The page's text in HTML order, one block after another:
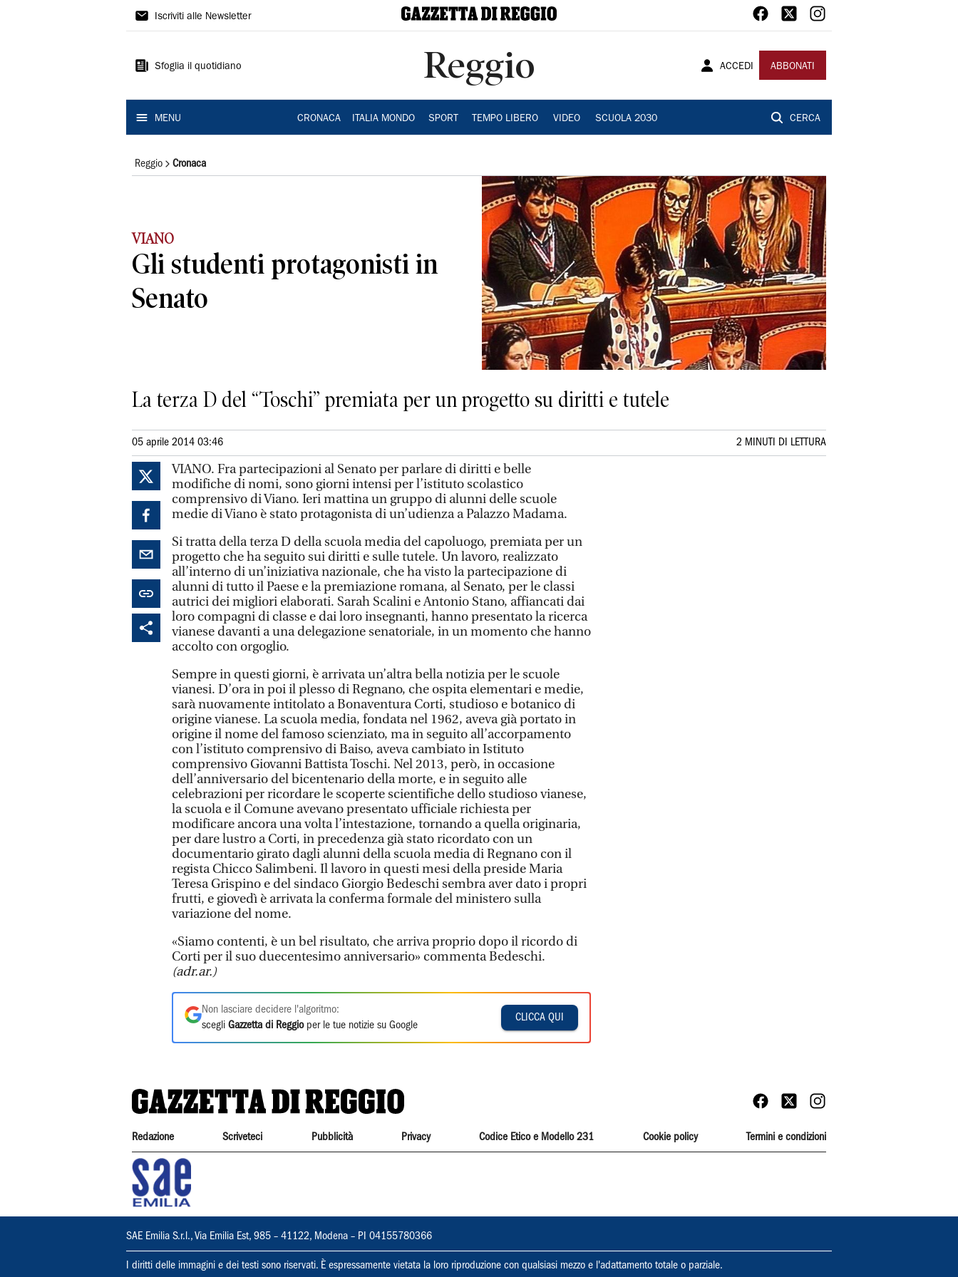
Gazzetta
Reggio
Iscriviti alle Newsletter
Sfoglia il quotidiano Reggio ACCEDI ABBONATI
MENU CRONACA ITALIA MONDO SPORT TEMPO LIBERO VIDEO SCUOLA 2030 CERCA
Reggio Cronaca
VIANO
Gli studenti protagonisti in
Senato
La terza D del “Toschi” premiata per un progetto su diritti e tutele
05 aprile 2014 03:46 2 MINUTI DI LETTURA
VIANO. Fra partecipazioni al Senato per parlare di diritti e belle
modifiche di nomi, sono giorni intensi per l’istituto scolastico
comprensivo di Viano. Ieri mattina un gruppo di alunni delle scuole
medie di Viano è stato protagonista di un’udienza a Palazzo Madama.
Si tratta della terza D della scuola media del capoluogo, premiata per un
progetto che ha seguito sui diritti e sulle tutele. Un lavoro, realizzato
all’interno di un’iniziativa nazionale, che ha visto la partecipazione di
alunni di tutto il Paese e la premiazione romana, al Senato, per le classi
autrici dei migliori elaborati. Sarah Scalini e Antonio Stano, affiancati dai
loro compagni di classe e dai loro insegnanti, hanno presentato la ricerca
vianese davanti a una delegazione senatoriale, in un momento che hanno
accolto con orgoglio.
Sempre in questi giorni, è arrivata un’altra bella notizia per le scuole
vianesi. D’ora in poi il plesso di Regnano, che ospita elementari e medie,
sarà nuovamente intitolato a Bonaventura Corti, studioso e botanico di
origine vianese. La scuola media, fondata nel 1962, aveva già portato in
origine il nome del famoso scienziato, ma in seguito all’accorpamento
con l’istituto comprensivo di Baiso, aveva cambiato in Istituto
comprensivo Giovanni Battista Toschi. Nel 2013, però, in occasione
dell’anniversario del bicentenario della morte, e in seguito alle
celebrazioni per ricordare le scoperte scientifiche dello studioso vianese,
la scuola e il Comune avevano presentato ufficiale richiesta per
modificare ancora una volta l’intestazione, tornando a quella originaria,
per dare lustro a Corti, in precedenza già stato ricordato con un
documentario girato dagli alunni della scuola media di Regnano con il
regista Chicco Salimbeni. Il lavoro in questi mesi della preside Maria
Teresa Grispino e del sindaco Giorgio Bedeschi sembra aver dato i propri
frutti, e giovedì è arrivata la conferma formale del ministero sulla
variazione del nome.
«Siamo contenti, è un bel risultato, che arriva proprio dopo il ricordo di
Corti per il suo duecentesimo anniversario» commenta Bedeschi.
(adr.ar.)
Non lasciare decidere l'algoritmo:
scegli Gazzetta di Reggioper le tue notizie su Google
CLICCA QUI
Redazione Scriveteci Pubblicità Privacy Codice Etico e Modello 231 Cookie policy Termini e condizioni
SAE Emilia S.r.l., Via Emilia Est, 985 – 41122, Modena – PI 04155780366
I diritti delle immagini e dei testi sono riservati. È espressamente vietata la loro riproduzione con qualsiasi mezzo e l'adattamento totale o parziale.